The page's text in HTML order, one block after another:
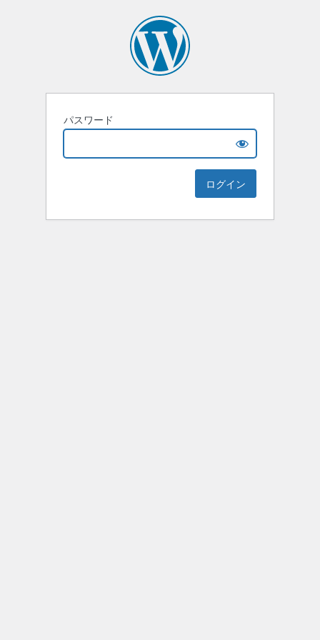
パスワード